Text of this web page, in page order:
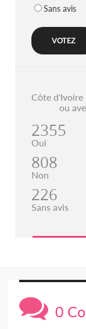
Sans avis
Côte d'Ivoire
ou
2355
Oui
808
Non
226
Sans avis
0